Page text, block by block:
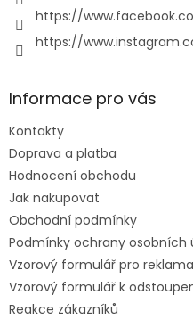
https://
https://
Informace pro vás
Kontakty
Doprava a platba
Hodnocení obchodu
Jak nakupovat
Obchodní podmínky
Podmínky ochrany osobních
Vzorový formulář pro
Vzorový formulář k
Reakce zákazníků